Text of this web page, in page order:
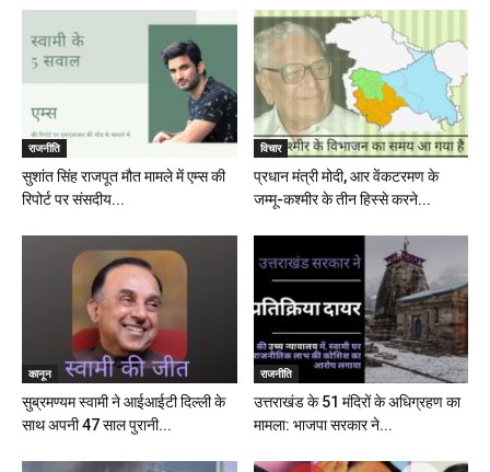
राजनीति
सुशांत सिंह राजपूत मौत मामले में एम्स की
रिपोर्ट पर संसदीय...
विचार
प्रधान मंत्री मोदी, आर वेंकटरमण के
जम्मू-कश्मीर के तीन हिस्से करने...
कानून
सुब्रमण्यम स्वामी ने आईआईटी दिल्ली के
साथ अपनी 47 साल पुरानी...
राजनीति
उत्तराखंड के 51 मंदिरों के अधिग्रहण का
मामला: भाजपा सरकार ने...